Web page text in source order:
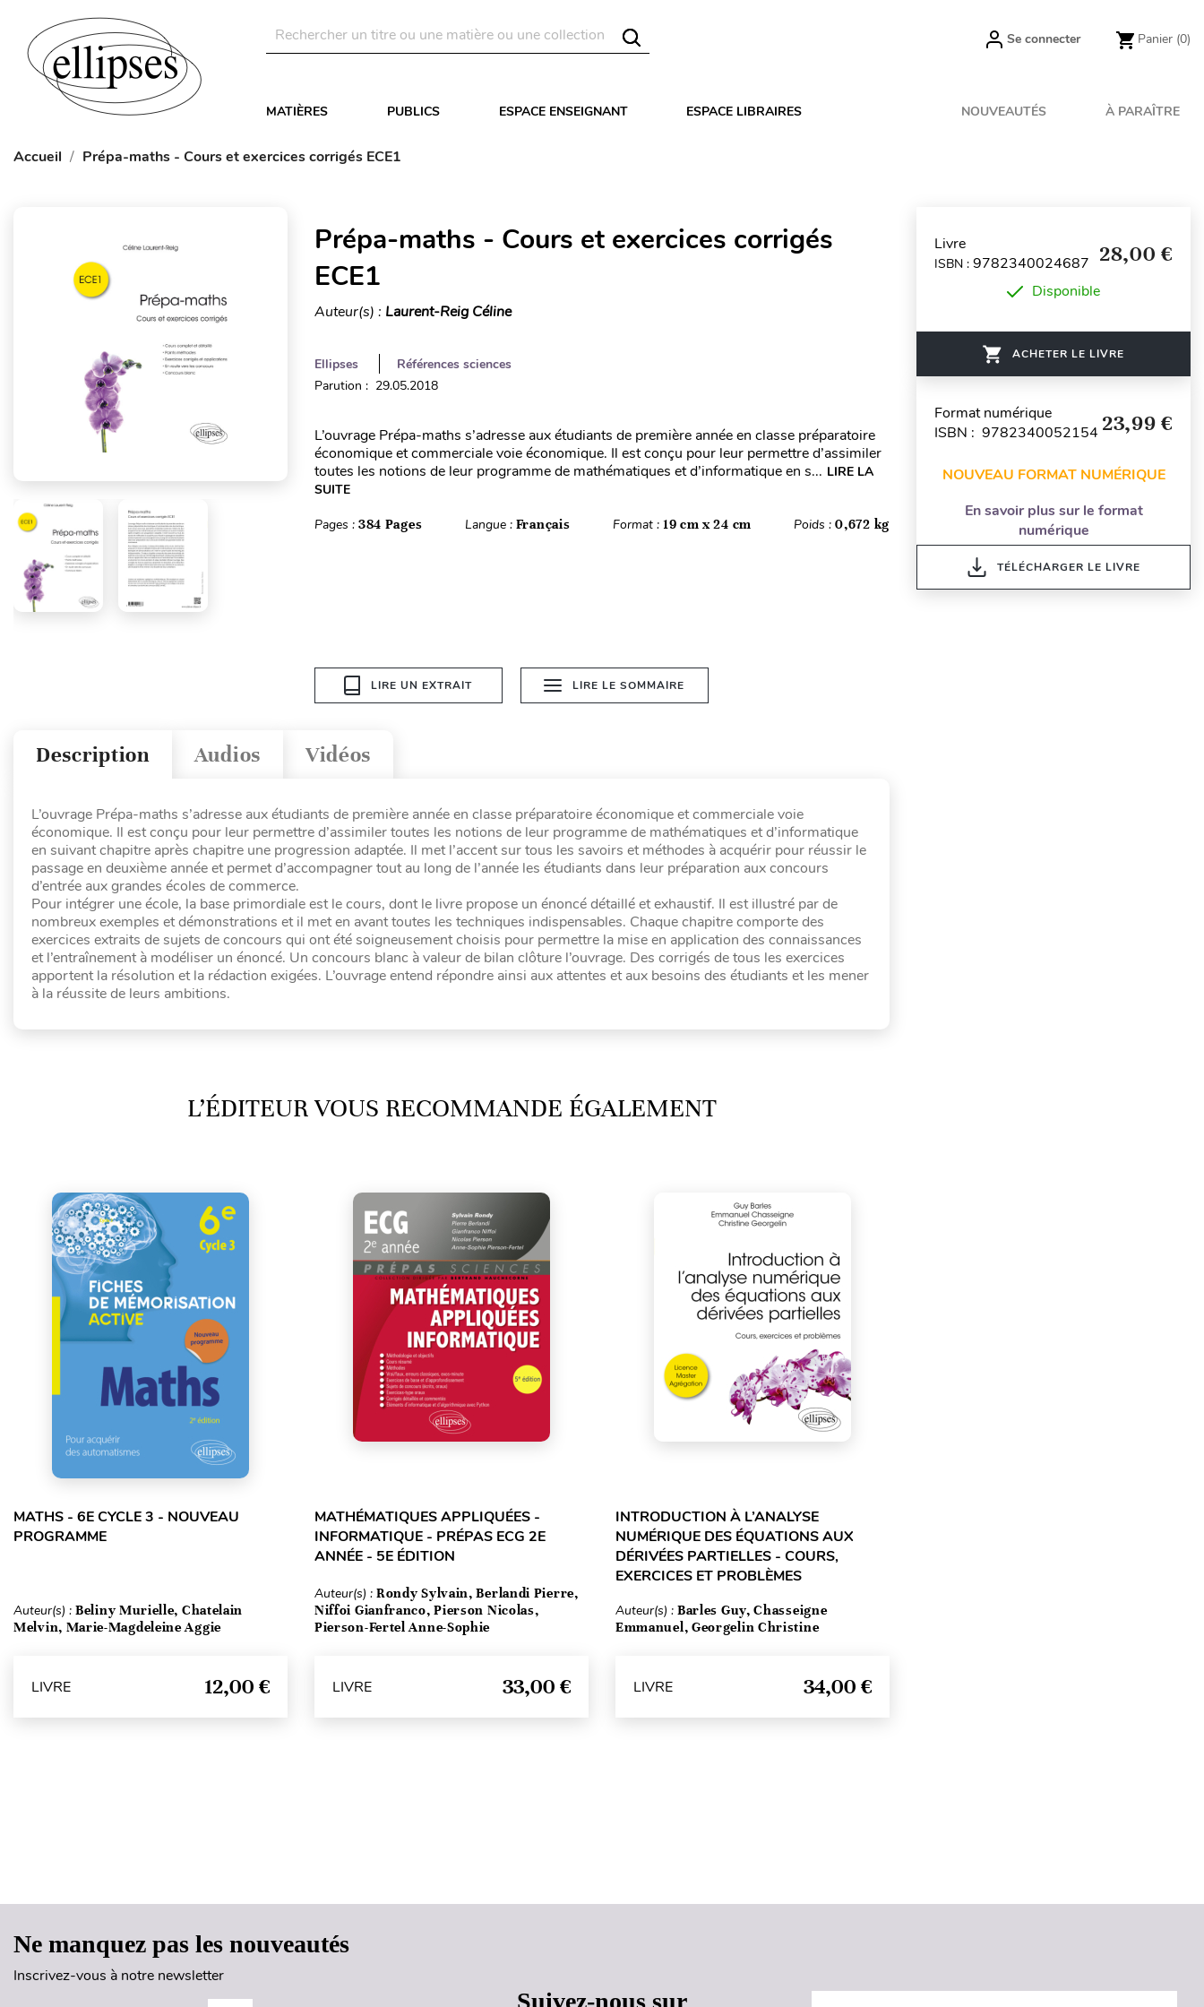
Se connecter Panier (0)
MATIÈRES PUBLICS ESPACE ENSEIGNANT ESPACE LIBRAIRES NOUVEAUTÉS À PARAÎTRE
Accueil Prépa-maths - Cours et exercices corrigés ECE1
Prépa-maths - Cours et exercices corrigés
ECE1
Auteur(s) : Laurent-Reig Céline
Ellipses
Références sciences
Parution : 29.05.2018
L’ouvrage Prépa-maths s’adresse aux étudiants de première année en classe préparatoire
économique et commerciale voie économique. Il est conçu pour leur permettre d’assimiler
toutes les notions de leur programme de mathématiques et d’informatique en s... LIRE LA
SUITE
Pages : 384 Pages Langue : Français Format : 19 cm x 24 cm Poids :0,672 kg
LIRE UN EXTRAIT LIRE LE SOMMAIRE
Vidéos
Audios
Description
L’ouvrage Prépa-maths s’adresse aux étudiants de première année en classe préparatoire économique et commerciale voie
économique. Il est conçu pour leur permettre d’assimiler toutes les notions de leur programme de mathématiques et d’informatique
en suivant chapitre après chapitre une progression adaptée. Il met l’accent sur tous les savoirs et méthodes à acquérir pour réussir le
passage en deuxième année et permet d’accompagner tout au long de l’année les étudiants dans leur préparation aux concours
d’entrée aux grandes écoles de commerce.
Pour intégrer une école, la base primordiale est le cours, dont le livre propose un énoncé détaillé et exhaustif. Il est illustré par de
nombreux exemples et démonstrations et il met en avant toutes les techniques indispensables. Chaque chapitre comporte des
exercices extraits de sujets de concours qui ont été soigneusement choisis pour permettre la mise en application des connaissances
et l’entraînement à modéliser un énoncé. Un concours blanc à valeur de bilan clôture l’ouvrage. Des corrigés de tous les exercices
apportent la résolution et la rédaction exigées. L’ouvrage entend répondre ainsi aux attentes et aux besoins des étudiants et les mener
à la réussite de leurs ambitions.
L’ÉDITEUR VOUS RECOMMANDE ÉGALEMENT
MATHS - 6E CYCLE 3 - NOUVEAU
PROGRAMME
Auteur(s) : Beliny Murielle, Chatelain
Melvin, Marie-Magdeleine Aggie
LIVRE 12,00 €
MATHÉMATIQUES APPLIQUÉES -
INFORMATIQUE - PRÉPAS ECG 2E
ANNÉE - 5E ÉDITION
Auteur(s) : Rondy Sylvain, Berlandi Pierre,
Niffoi Gianfranco, Pierson Nicolas,
Pierson-Fertel Anne-Sophie
LIVRE 33,00 €
INTRODUCTION À L’ANALYSE
NUMÉRIQUE DES ÉQUATIONS AUX
DÉRIVÉES PARTIELLES - COURS,
EXERCICES ET PROBLÈMES
Auteur(s) : Barles Guy, Chasseigne
Emmanuel, Georgelin Christine
LIVRE 34,00 €
Livre
ISBN : 9782340024687 28,00 €
Disponible
ACHETER LE LIVRE
Format numérique
ISBN : 9782340052154 23,99 €
NOUVEAU FORMAT NUMÉRIQUE
En savoir plus sur le format
numérique
TÉLÉCHARGER LE LIVRE
Ne manquez pas les nouveautés
Inscrivez-vous à notre newsletter
Suivez-nous sur